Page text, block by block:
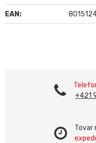
EAN:
+421
Tovar